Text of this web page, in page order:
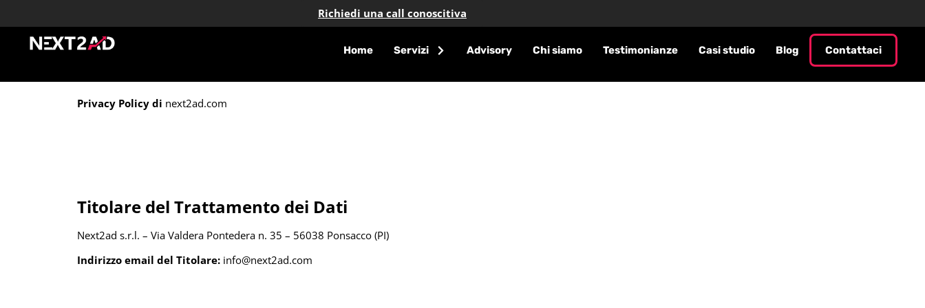
Richiedi una call conoscitiva
Home Servizi Advisory Chi siamo Testimonianze Casi studio Blog Contattaci
Privacy Policy di next2ad.com
Titolare del Trattamento dei Dati
Next2ad s.r.l. – Via Valdera Pontedera n. 35 – 56038 Ponsacco (PI)
Indirizzo email del Titolare: info@next2ad.com